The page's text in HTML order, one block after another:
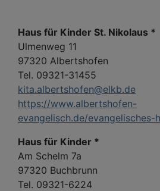
Haus für Kinder St. Nikolaus *
Ulmenweg 11
97320 Albertshofen
Tel. 09321-31455
kita.albertshofen@elkb.de
https://www.albertshofen-
evangelisch.de/
Haus für Kinder *
Am Schelm 7a
97320 Buchbrunn
Tel. 09321-6224